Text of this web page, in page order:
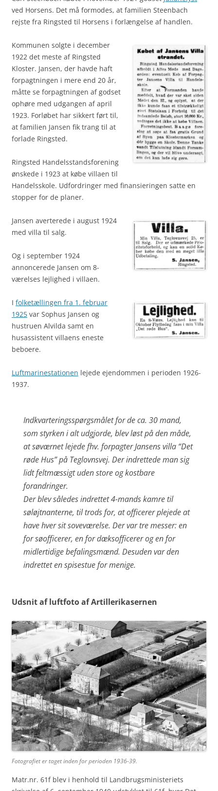
ved Horsens. Det må formodes, at familien Steenbach
rejste fra Ringsted til Horsens i forlængelse af handlen.
Kommunen solgte i december
1922 det meste af Ringsted
Kloster. Jansen, der havde haft
forpagtningen i mere end 20 år,
måtte se forpagtningen af godset
ophøre med udgangen af april
1923. Forløbet har sikkert ført til,
at familien Jansen fik trang til at
forlade Ringsted.
Ringsted Handelsstands­forening
ønskede i 1923 at købe villaen til
Handelsskole. Udfordringer med finansieringen satte en
stopper for de planer.
Jansen averterede i august 1924
med villa til salg.
Og i september 1924
annoncerede Jansen om 8-
værelses lejlighed i villaen.
I folketællingen fra 1. februar
1925 var Sophus Jansen og
hustruen Alvilda samt en
husassistent villaens eneste
beboere.
Luftmarinestationen lejede ejendommen i perioden 1926-
1937.
Indkvarteringsspørgsmålet for de ca. 30 mand,
som styrken i alt udgjorde, blev løst på den måde,
at søværnet lejede fhv. forpagter Jansens villa “Det
røde Hus” på Teglovnsvej. Der indrettede man sig
lidt feltmæssigt uden store og kostbare
forandringer.
Der blev således indrettet 4-mands kamre til
søløjtnanterne, til trods for, at officerer plejede at
have hver sit soveværelse. Der var tre messer: en
for søofficerer, en for dæksofficerer og en for
midlertidige befalingsmænd. Desuden var den
indrettet en spisestue for menige.
Udsnit af luftfoto af Artillerikasernen
Fotografiet er taget inden for perioden 1936-39.
Matr.nr. 61f blev i henhold til Landbrugsministeriets